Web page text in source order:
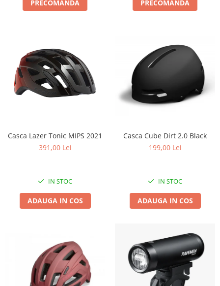
PRECOMANDA PRECOMANDA
Casca Lazer Tonic MIPS 2021
391,00 Lei
IN STOC
ADAUGA IN COS
Casca Cube Dirt 2.0 Black
199,00 Lei
IN STOC
ADAUGA IN COS